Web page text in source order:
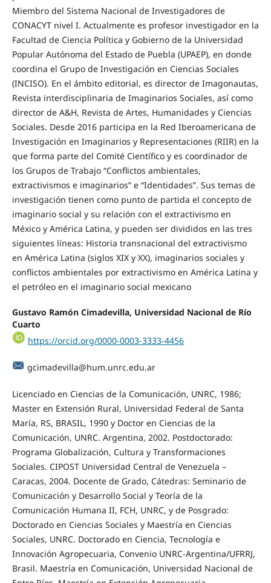
Miembro del Sistema Nacional de Investigadores de
CONACYT nivel I. Actualmente es profesor investigador en la
Facultad de Ciencia Política y Gobierno de la Universidad
Popular Autónoma del Estado de Puebla (UPAEP), en donde
coordina el Grupo de Investigación en Ciencias Sociales
(INCISO). En el ámbito editorial, es director de Imagonautas,
Revista interdisciplinaria de Imaginarios Sociales, así como
director de A&H, Revista de Artes, Humanidades y Ciencias
Sociales. Desde 2016 participa en la Red Iberoamericana de
Investigación en Imaginarios y Representaciones (RIIR) en la
que forma parte del Comité Científico y es coordinador de
los Grupos de Trabajo “Conflictos ambientales,
extractivismos e imaginarios” e “Identidades”. Sus temas de
investigación tienen como punto de partida el concepto de
imaginario social y su relación con el extractivismo en
México y América Latina, y pueden ser divididos en las tres
siguientes líneas: Historia transnacional del extractivismo
en América Latina (siglos XIX y XX), imaginarios sociales y
conflictos ambientales por extractivismo en América Latina y
el petróleo en el imaginario social mexicano
Gustavo Ramón Cimadevilla, Universidad Nacional de Río
Cuarto
https://orcid.org/0000-0003-3333-4456
gcimadevilla@hum.unrc.edu.ar
Licenciado en Ciencias de la Comunicación, UNRC, 1986;
Master en Extensión Rural, Universidad Federal de Santa
María, RS, BRASIL, 1990 y Doctor en Ciencias de la
Comunicación, UNRC. Argentina, 2002. Postdoctorado:
Programa Globalización, Cultura y Transformaciones
Sociales. CIPOST Universidad Central de Venezuela –
Caracas, 2004. Docente de Grado, Cátedras: Seminario de
Comunicación y Desarrollo Social y Teoría de la
Comunicación Humana II, FCH, UNRC, y de Posgrado:
Doctorado en Ciencias Sociales y Maestría en Ciencias
Sociales, UNRC. Doctorado en Ciencia, Tecnología e
Innovación Agropecuaria, Convenio UNRC-Argentina/UFRRJ,
Brasil. Maestría en Comunicación, Universidad Nacional de